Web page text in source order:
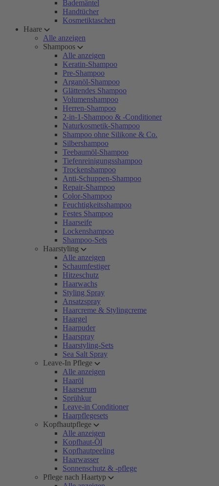
Bademäntel
Handtücher
Kosmetiktaschen
Haare
Alle anzeigen
Shampoos
Alle anzeigen
Keratin-Shampoo
Pre-Shampoo
Arganöl-Shampoo
Glättendes Shampoo
Volumenshampoo
Herren-Shampoo
2-in-1-Shampoo & -Conditioner
Naturkosmetik-Shampoo
Shampoo ohne Silikone & Co.
Silbershampoo
Teebaumöl-Shampoo
Tiefenreinigungsshampoo
Trockenshampoo
Anti-Schuppen-Shampoo
Repair-Shampoo
Color-Shampoo
Feuchtigkeitsshampoo
Festes Shampoo
Haarseife
Lockenshampoo
Shampoo-Sets
Haarstyling
Alle anzeigen
Schaumfestiger
Hitzeschutz
Haarwachs
Styling Spray
Ansatzspray
Haarcreme & Stylingcreme
Haargel
Haarpuder
Haarspray
Haarstyling-Sets
Sea Salt Spray
Leave-In Pflege
Alle anzeigen
Haaröl
Haarserum
Sprühkur
Leave-in Conditioner
Haarpflegesets
Kopfhautpflege
Alle anzeigen
Kopfhaut-Öl
Kopfhautpeeling
Haarwasser
Sonnenschutz & -pflege
Pflege nach Haartyp